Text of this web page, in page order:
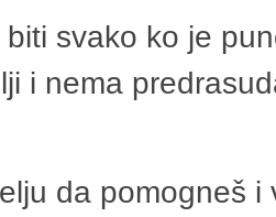
svako ko je
i nema
da pomogneš